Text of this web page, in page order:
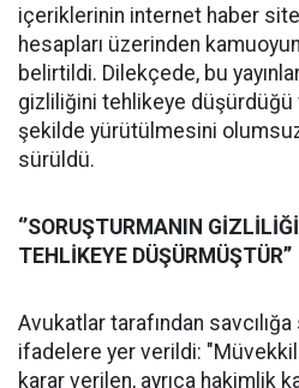
içeriklerinin internet haber
hesapları üzerinden
belirtildi. Dilekçede, bu
gizliliğini tehlikeye düşürdüğü
şekilde yürütülmesini
sürüldü.
‘’SORUŞTURMANIN
TEHLİKEYE DÜŞÜRMÜŞTÜR’’
Avukatlar tarafından
ifadelere yer verildi:
karar verilen, ayrıca hakimlik